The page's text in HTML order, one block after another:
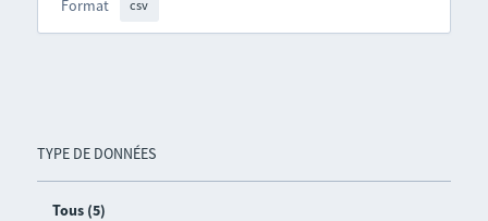
TYPE DE DONNÉES
Tous (5)
Format csv